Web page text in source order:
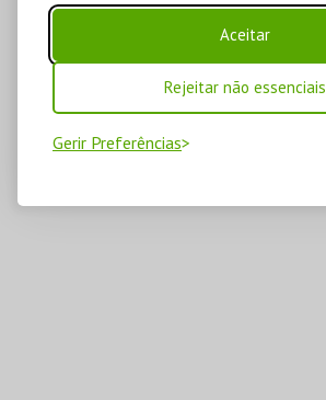
Aceitar
Rejeitar não essenciais
Gerir Preferências